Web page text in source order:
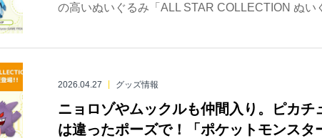
の高いぬいぐるみ「ALL STAR COLLECTION ぬい
2026.04.27 グッズ情報
ニョロゾやムックルも仲間入り。ピカチ
は違ったポーズで！「ポケットモンスタ